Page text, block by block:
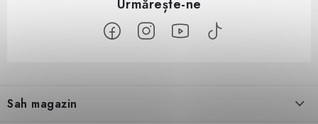
bSah magazin